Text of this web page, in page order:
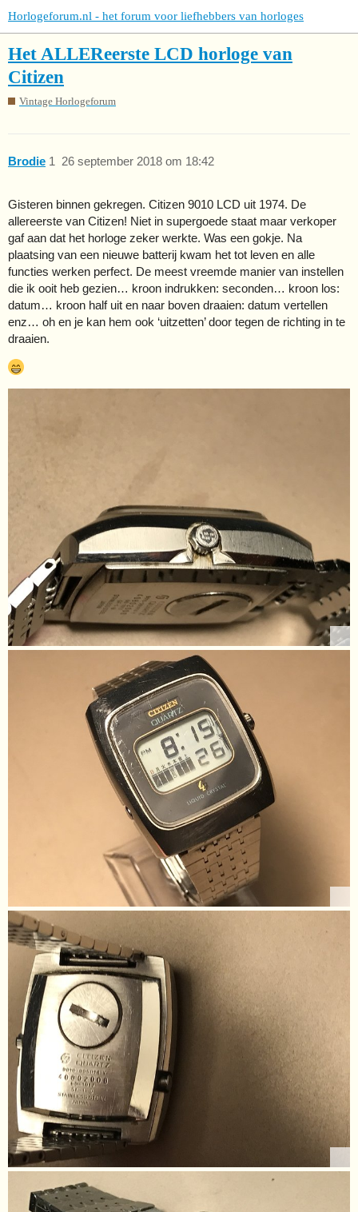
Horlogeforum.nl - het forum voor liefhebbers van horloges
Het ALLEReerste LCD horloge van
Citizen
Vintage Horlogeforum
Brodie 26 september 2018 om 18:42
1
Gisteren binnen gekregen. Citizen 9010 LCD uit 1974. De
allereerste van Citizen! Niet in supergoede staat maar verkoper
gaf aan dat het horloge zeker werkte. Was een gokje. Na
plaatsing van een nieuwe batterij kwam het tot leven en alle
functies werken perfect. De meest vreemde manier van instellen
die ik ooit heb gezien… kroon indrukken: seconden… kroon los:
datum… kroon half uit en naar boven draaien: datum vertellen
enz… oh en je kan hem ook ‘uitzetten’ door tegen de richting in te
draaien.